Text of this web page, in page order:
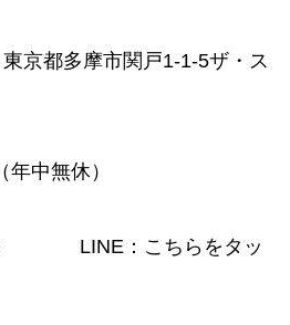
京都多摩市関戸1-1-5ザ・ス
年中無休）
LINE： こちらをタッ